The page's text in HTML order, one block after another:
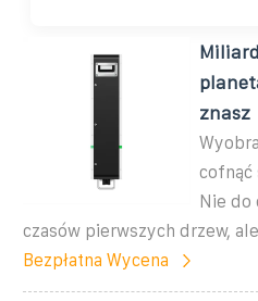
znasz
cofnąć
Nie do
czasów pierwszych drzew,
Bezpłatna Wycena